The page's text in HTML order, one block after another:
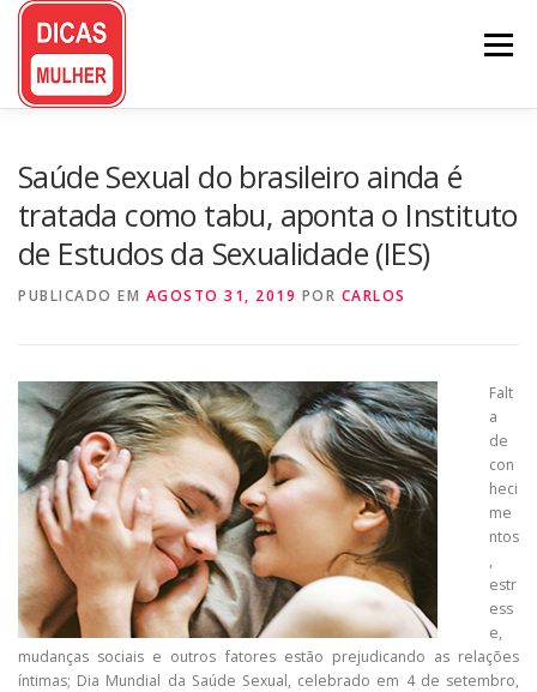
Pular
conteúdo
Menu
Saúde Sexual do brasileiro ainda é
tratada como tabu, aponta o Instituto
de Estudos da Sexualidade (IES)
PUBLICADO EM AGOSTO 31, 2019 POR CARLOS
Falt
a
de
con
heci
me
ntos
,
estr
ess
e,
mudanças sociais e outros fatores estão prejudicando as relações
íntimas; Dia Mundial da Saúde Sexual, celebrado em 4 de setembro,